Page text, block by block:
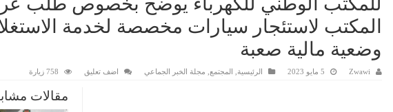
المكتب لاستئجار سيارات مخصصة لخدمة
وضعية مالية صعبة
Zwawi 5 مايو 2023 الرئيسية المجتمع مجلة الخبر الجماعي اضف تعليق 758 زيارة
مقالات